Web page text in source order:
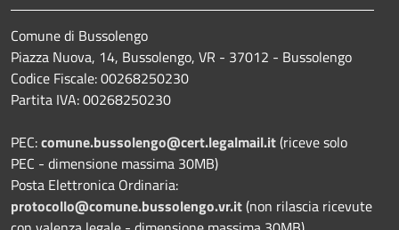
Comune di Bussolengo
Piazza Nuova, 14, Bussolengo, VR - 37012 - Bussolengo
Codice Fiscale: 00268250230
Partita IVA: 00268250230
PEC:comune.bussolengo@cert.legalmail.it(riceve solo
PEC - dimensione massima 30MB)
Posta Elettronica Ordinaria:
protocollo@comune.bussolengo.vr.it(non rilascia ricevute